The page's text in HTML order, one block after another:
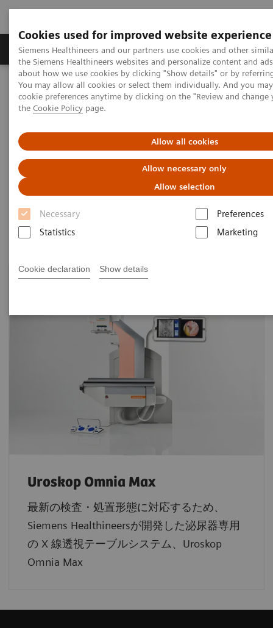
Cookies used for improved website experience
Siemens Healthineers and our partners use cookies and other
the Siemens Healthineers websites and personalize content and
about how we use cookies by clicking "Show details" or by
You may allow all cookies or select them individually. And you
cookie preferences anytime by clicking on the "Review and
the Cookie Policy page.
Allow all cookies
Allow necessary only
Allow selection
Necessary
Preferences
Statistics
Marketing
Cookie declaration Show details
製品＆サービス サポート情報 Insights
ホーム
画像診断・治療装置
X線透視撮影装置（汎用機・泌尿器専用機）
泌尿器専用透視装置
泌尿器専用透視装置
X線診断から内視鏡手技・エンドウロロジーに対応
します。
Uroskop Omnia Max
最新の検査・処置形態に対応するため、
Siemens Healthineersが開発した泌尿器専用
の X 線透視テーブルシステム、Uroskop
Omnia Max